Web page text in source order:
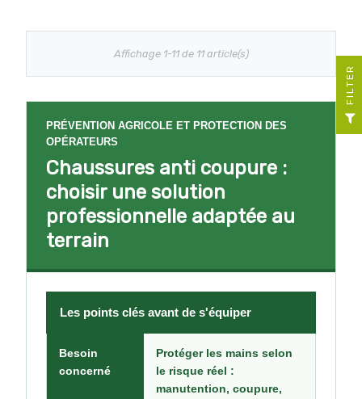
Affichage 1-11 de 11 article(s)
PRÉVENTION AGRICOLE ET PROTECTION DES
OPÉRATEURS
Chaussures anti coupure :
choisir une solution
professionnelle adaptée au
terrain
Les points clés avant de s'équiper
Besoin
concerné
Protéger les mains selon
le risque réel :
manutention, coupure,
R